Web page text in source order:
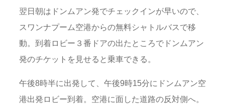
翌日朝はドンムアン発でチェックインが早いので、
スワンナプーム空港からの無料シャトルバスで移
動。到着ロビー３番ドアの出たところでドンムアン
発のチケットを見せると乗車できる。
午後8時半に出発して、午後9時15分にドンムアン空
港出発ロビー到着。空港に面した道路の反対側へ。